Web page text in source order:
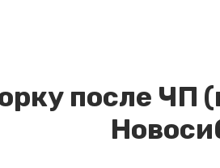
после ЧП